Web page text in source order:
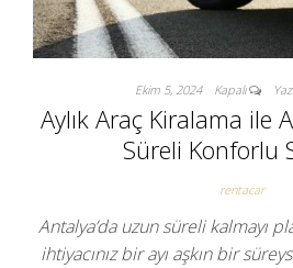
Ekim 5, 2024 Kapalı
Aylık Araç Kiralama ile
Süreli Konforlu
rentacar
Antalya’da uzun süreli kalmayı
ihtiyacınız bir ayı aşkın bir